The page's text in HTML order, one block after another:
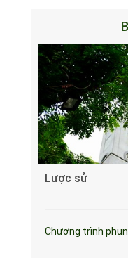
Lược sử
Chương trình